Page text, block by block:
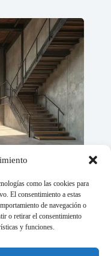
como las cookies para
El consentimiento a estas
de navegación o
o retirar el consentimiento
y funciones.